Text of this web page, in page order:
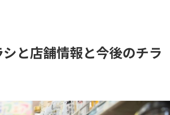
と店舗情報と今後のチラ